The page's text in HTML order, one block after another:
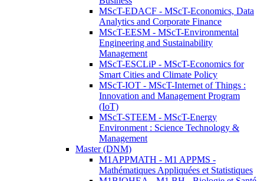
MScT-EDACF - MScT-Economics, Data
Analytics and Corporate Finance
MScT-EESM - MScT-Environmental
Engineering and Sustainability
Management
MScT-ESCLiP - MScT-Economics for
Smart Cities and Climate Policy
MScT-IOT - MScT-Internet of Things :
Innovation and Management Program
(IoT)
MScT-STEEM - MScT-Energy
Environment : Science Technology &
Management
Master (DNM)
M1APPMATH - M1 APPMS -
Mathématiques Appliquées et Statistiques